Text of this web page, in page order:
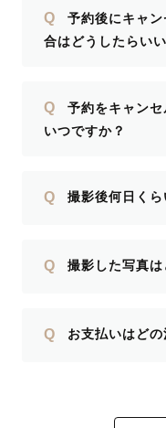
Q
予約後にキャ
合はどうしたらい
Q
予約をキャン
いつですか？
Q 撮影後何日く
Q 撮影した写真
Q お支払いはど